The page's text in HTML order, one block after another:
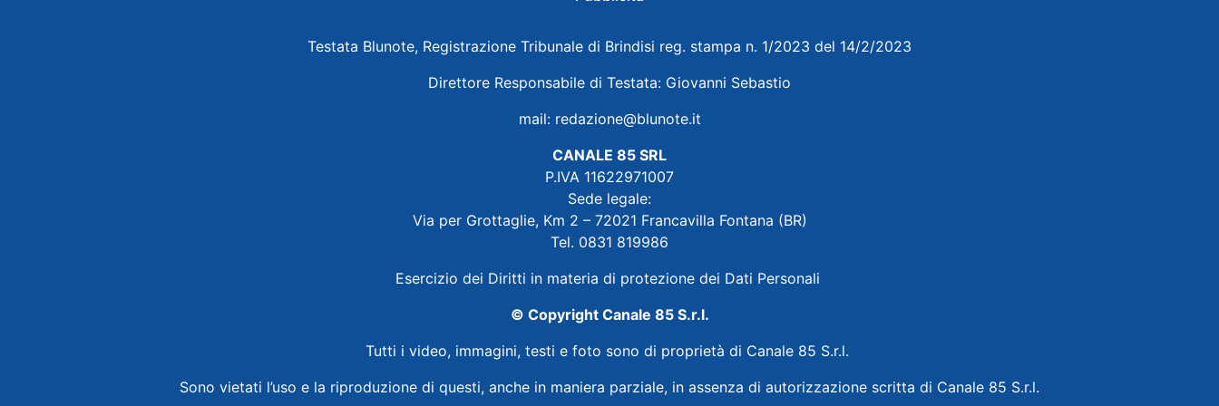
Testata Blunote, Registrazione Tribunale di Brindisi reg. stampa n. 1/2023 del 14/2/2023
Direttore Responsabile di Testata: Giovanni Sebastio
mail: redazione@blunote.it
CANALE 85 SRL
P.IVA 11622971007
Sede legale:
Via per Grottaglie, Km 2 – 72021 Francavilla Fontana (BR)
Tel. 0831 819986
Esercizio dei Diritti in materia di protezione dei Dati Personali
© Copyright Canale 85 S.r.l.
Tutti i video, immagini, testi e foto sono di proprietà di Canale 85 S.r.l.
Sono vietati l’uso e la riproduzione di questi, anche in maniera parziale, in assenza di autorizzazione scritta di Canale 85 S.r.l.